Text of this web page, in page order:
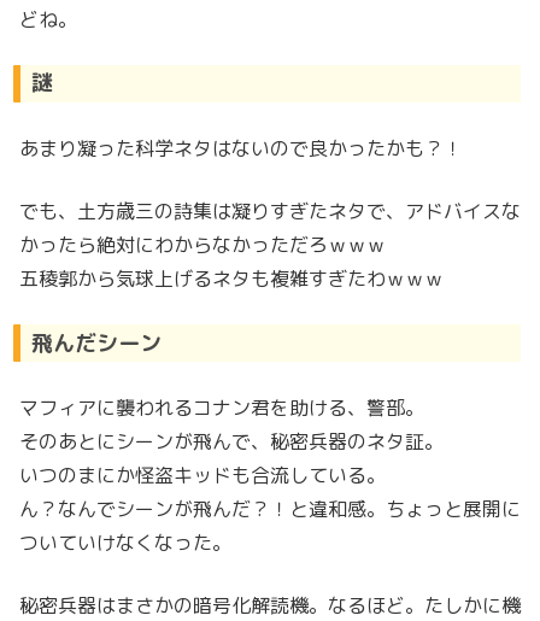
どね。
謎
あまり凝った科学ネタはないので良かったかも？！
でも、土方歳三の詩集は凝りすぎたネタで、アドバイスな
かったら絶対にわからなかっただろｗｗｗ
五稜郭から気球上げるネタも複雑すぎたわｗｗｗ
飛んだシーン
マフィアに襲われるコナン君を助ける、警部。
そのあとにシーンが飛んで、秘密兵器のネタ証。
いつのまにか怪盗キッドも合流している。
ん？なんでシーンが飛んだ？！と違和感。ちょっと展開に
ついていけなくなった。
秘密兵器はまさかの暗号化解読機。なるほど。たしかに機